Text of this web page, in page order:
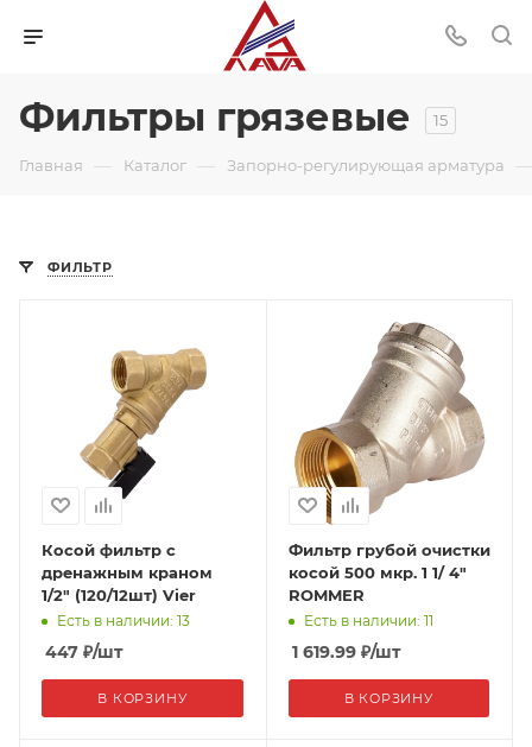
Фильтры грязевые 15
Главная — Каталог — Запорно-регулирующая арматура —
ФИЛЬТР
Косой фильтр с
дренажным краном
1/2" (120/12шт) Vier
Есть в наличии: 13
447 ₽/шт
В КОРЗИНУ
Фильтр грубой очистки
косой 500 мкр. 1 1/ 4"
ROMMER
Есть в наличии: 11
1 619.99₽/шт
В КОРЗИНУ